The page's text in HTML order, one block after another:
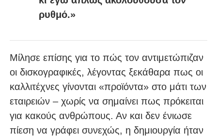
ρυθμό.»
Μίλησε επίσης για το πώς τον αντιμετώπιζαν
οι δισκογραφικές, λέγοντας ξεκάθαρα πως οι
καλλιτέχνες γίνονται «προϊόντα» στο μάτι των
εταιρειών – χωρίς να σημαίνει πως πρόκειται
για κακούς ανθρώπους. Αν και δεν ένιωσε
πίεση να γράφει συνεχώς, η δημιουργία ήταν